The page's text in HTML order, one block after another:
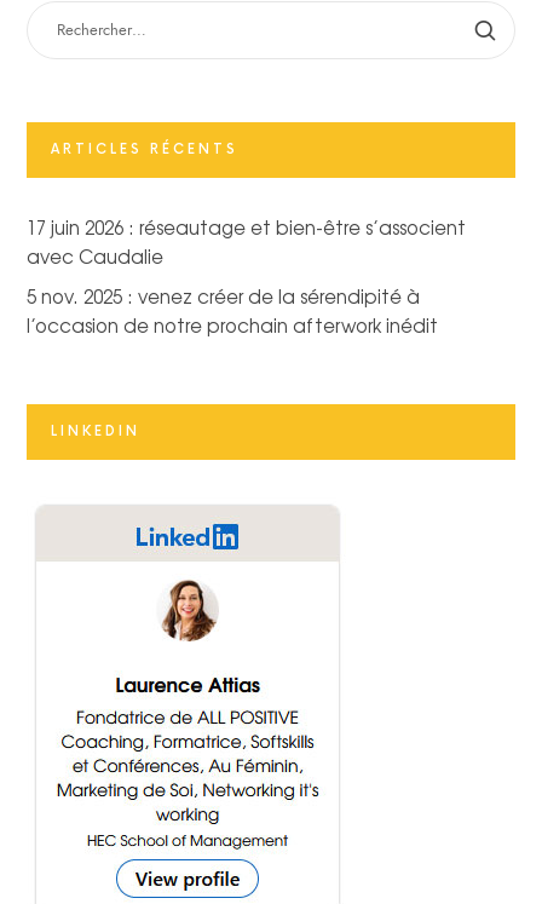
RECHERCHER :
ARTICLES RÉCENTS
17 juin 2026 : réseautage et bien-être s’associent
avec Caudalie
5 nov. 2025 : venez créer de la sérendipité à
l’occasion de notre prochain afterwork inédit
LINKEDIN